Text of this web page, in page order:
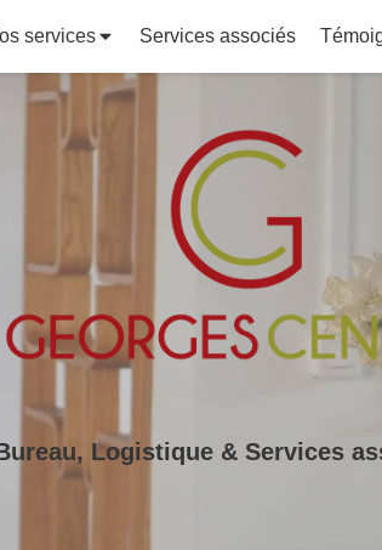
services Services associés
Logistique & Services